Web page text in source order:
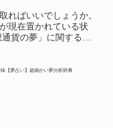
ればいいでしょうか。
現在置かれている状
貨の夢」に関する基
【夢占い】超細かい夢分析辞典